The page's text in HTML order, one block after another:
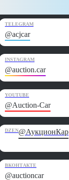
TELEGRAM
@acjcar
INSTAGRAM
@auction.car
YOUTUBE
@Auction-Car
DZEN@АукционКар
ВКОНТАКТЕ
@auctioncar